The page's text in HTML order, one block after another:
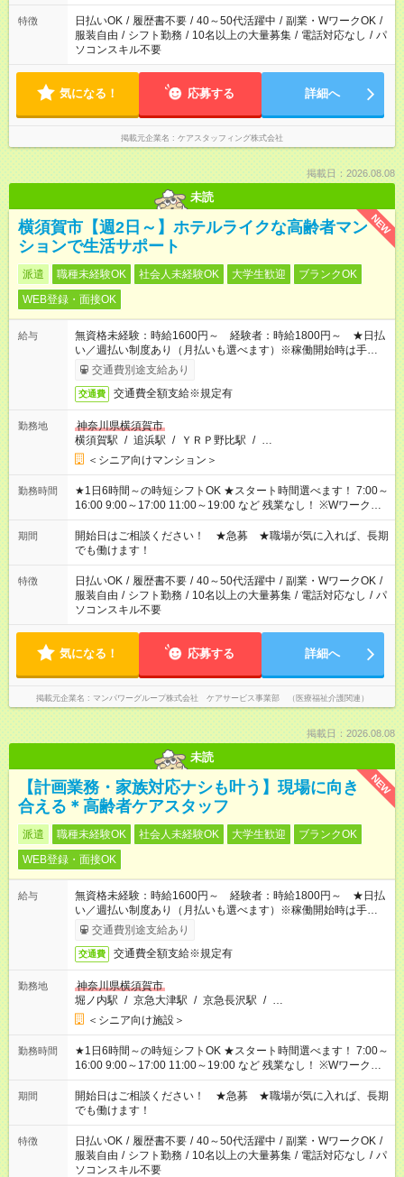
特徴 日払いOK / 履歴書不要 / 40～50代活躍中 / 副業・WワークOK /
服装自由 / シフト勤務 / 10名以上の大量募集 / 電話対応なし / パ
ソコンスキル不要
気になる！ 応募する 詳細へ
掲載元企業名 ケアスタッフィング株式会社
掲載日：2026.08.08
未読
NEW
横須賀市【週2日～】ホテルライクな高齢者マン
ションで生活サポート
派遣 職種未経験OK 社会人未経験OK 大学生歓迎
ブランクOK
WEB登録・面接OK
給与
無資格未経験：時給1600円～ 経験者：時給1800円～ ★日払
い／週払い制度あり（月払いも選べます）※稼働開始時は手続き
完了次第のお支払いとなります。
交通費別途支給あり
交通費 交通費全額支給※規定有
勤務地
神奈川県横須賀市
横須賀駅 / 追浜駅 / ＹＲＰ野比駅 / …
＜シニア向けマンション＞
勤務時間
★1日6時間～の時短シフトOK ★スタート時間選べます！ 7:00～
16:00 9:00～17:00 11:00～19:00 など 残業なし！ ※Wワークの
場合、他のお仕事と合わせ週40時間超の就業はご案内できませ
ん ※法令に基づき、週20時間以上勤務は社会保険への加入対象
となります ※労働者派遣法（日雇い派遣の原則禁止）により、
短時間・短期間の就業はご案内が難しい場合があります
期間
開始日はご相談ください！ ★急募 ★職場が気に入れば、長期
でも働けます！
特徴 日払いOK / 履歴書不要 / 40～50代活躍中 / 副業・WワークOK /
服装自由 / シフト勤務 / 10名以上の大量募集 / 電話対応なし / パ
ソコンスキル不要
気になる！ 応募する 詳細へ
掲載元企業名 マンパワーグループ株式会社 ケアサービス事業部 （医療福祉介護関連）
掲載日：2026.08.08
未読
NEW
【計画業務・家族対応ナシも叶う】現場に向き
合える＊高齢者ケアスタッフ
派遣 職種未経験OK 社会人未経験OK 大学生歓迎
ブランクOK
WEB登録・面接OK
給与
無資格未経験：時給1600円～ 経験者：時給1800円～ ★日払
い／週払い制度あり（月払いも選べます）※稼働開始時は手続き
完了次第のお支払いとなります。
交通費別途支給あり
交通費 交通費全額支給※規定有
勤務地
神奈川県横須賀市
堀ノ内駅 / 京急大津駅 / 京急長沢駅 / …
＜シニア向け施設＞
勤務時間
★1日6時間～の時短シフトOK ★スタート時間選べます！ 7:00～
16:00 9:00～17:00 11:00～19:00 など 残業なし！ ※Wワークの
場合、他のお仕事と合わせ週40時間超の就業はご案内できませ
ん ※法令に基づき、週20時間以上勤務は社会保険への加入対象
となります ※労働者派遣法（日雇い派遣の原則禁止）により、
短時間・短期間の就業はご案内が難しい場合があります
期間
開始日はご相談ください！ ★急募 ★職場が気に入れば、長期
でも働けます！
特徴 日払いOK / 履歴書不要 / 40～50代活躍中 / 副業・WワークOK /
服装自由 / シフト勤務 / 10名以上の大量募集 / 電話対応なし / パ
ソコンスキル不要